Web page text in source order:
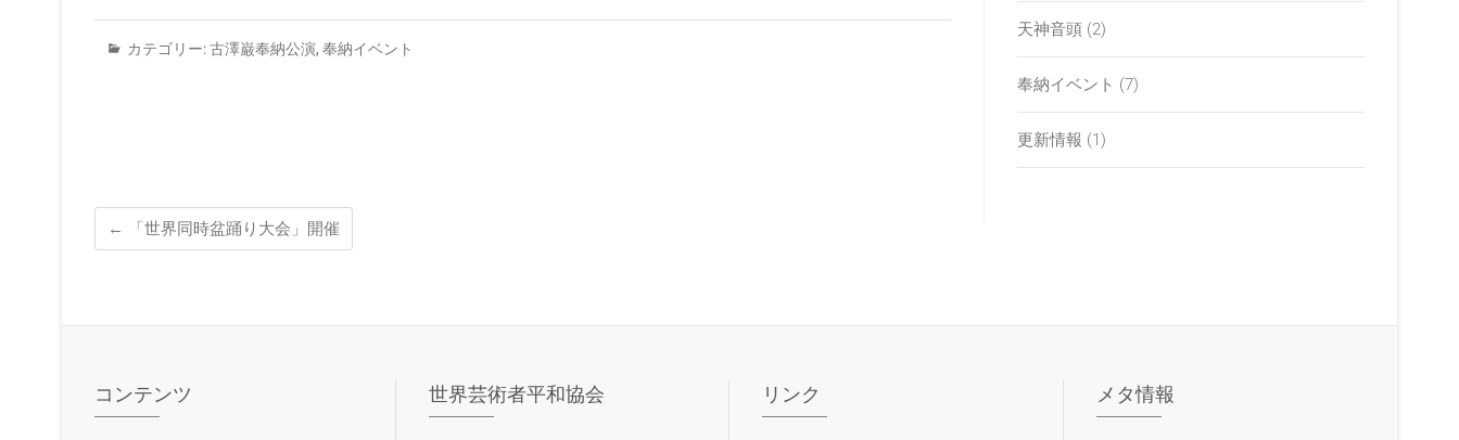
カテゴリー:古澤巌奉納公演, 奉納イベント
← 「世界同時盆踊り大会」開催
天神音頭 (2)
奉納イベント (7)
更新情報 (1)
コンテンツ 世界芸術者平和協会 リンク メタ情報